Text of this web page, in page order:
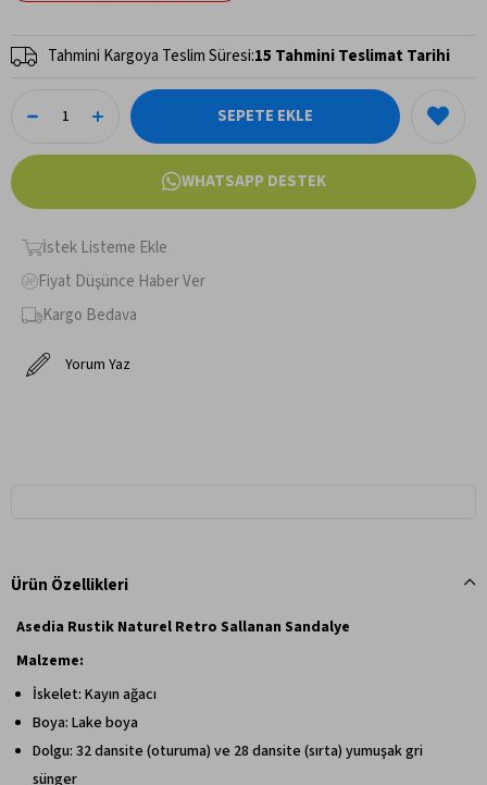
Tahmini Kargoya Teslim Süresi:15 Tahmini Teslimat Tarihi
WHATSAPP DESTEK
İstek Listeme Ekle
Fiyat Düşünce Haber Ver
Kargo Bedava
Yorum Yaz
Ürün Özellikleri
Asedia Rustik Naturel Retro Sallanan Sandalye
Malzeme:
İskelet: Kayın ağacı
Boya: Lake boya
Dolgu: 32 dansite (oturuma) ve 28 dansite (sırta) yumuşak gri
sünger